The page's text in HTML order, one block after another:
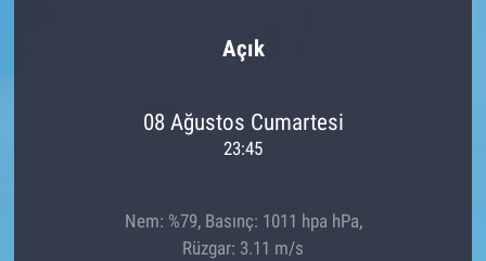
Açık
08 Ağustos Cumartesi
23:45
Nem: %79, Basınç: 1011 hpa hPa,
Rüzgar: 3.11 m/s